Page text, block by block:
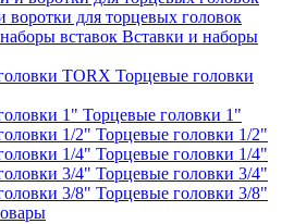
воротки для торцевых головок
Вставки и наборы
Торцевые головки
Торцевые головки 1"
Торцевые головки 1/2"
Торцевые головки 1/4"
Торцевые головки 3/4"
Торцевые головки 3/8"